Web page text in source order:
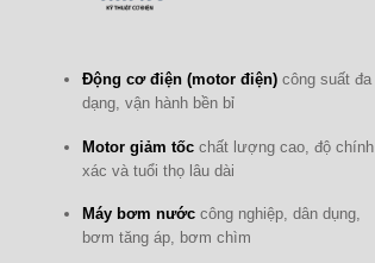
Động cơ điện (motor điện)công suất đa
dạng, vận hành bền bỉ
Motor giảm tốcchất lượng cao, độ chính
xác và tuổi thọ lâu dài
Máy bơm nướccông nghiệp, dân dụng,
bơm tăng áp, bơm chìm